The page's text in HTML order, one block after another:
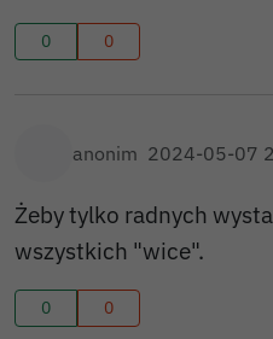
0 0
anonim 2024-05-07
Żeby tylko radnych
wszystkich "wice".
0 0